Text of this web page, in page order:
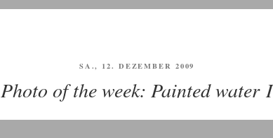
VERÖFFENTLICHT
SA., 12. DEZEMBER 2009
Photo of the week: Painted water I